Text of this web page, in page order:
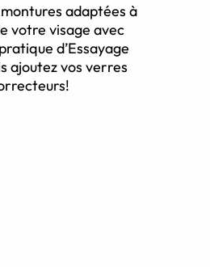
adaptées à
votre visage avec
d’Essayage
ajoutez vos verres